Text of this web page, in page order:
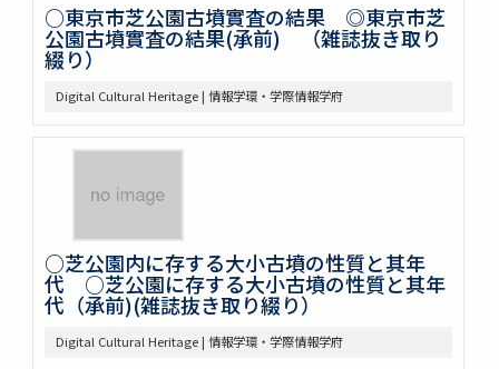
○東京市芝公園古墳實査の結果 ◎東京市芝
公園古墳實査の結果(承前) （雑誌抜き取り
綴り）
Digital Cultural Heritage | 情報学環・学際情報学府
○芝公園内に存する大小古墳の性質と其年
代 ○芝公園に存する大小古墳の性質と其年
代（承前)(雑誌抜き取り綴り）
Digital Cultural Heritage | 情報学環・学際情報学府